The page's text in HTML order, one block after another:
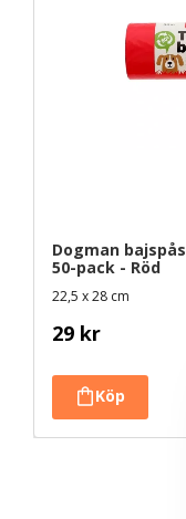
Dogman
50-pack - Röd
22,5 x 28 cm
29 kr